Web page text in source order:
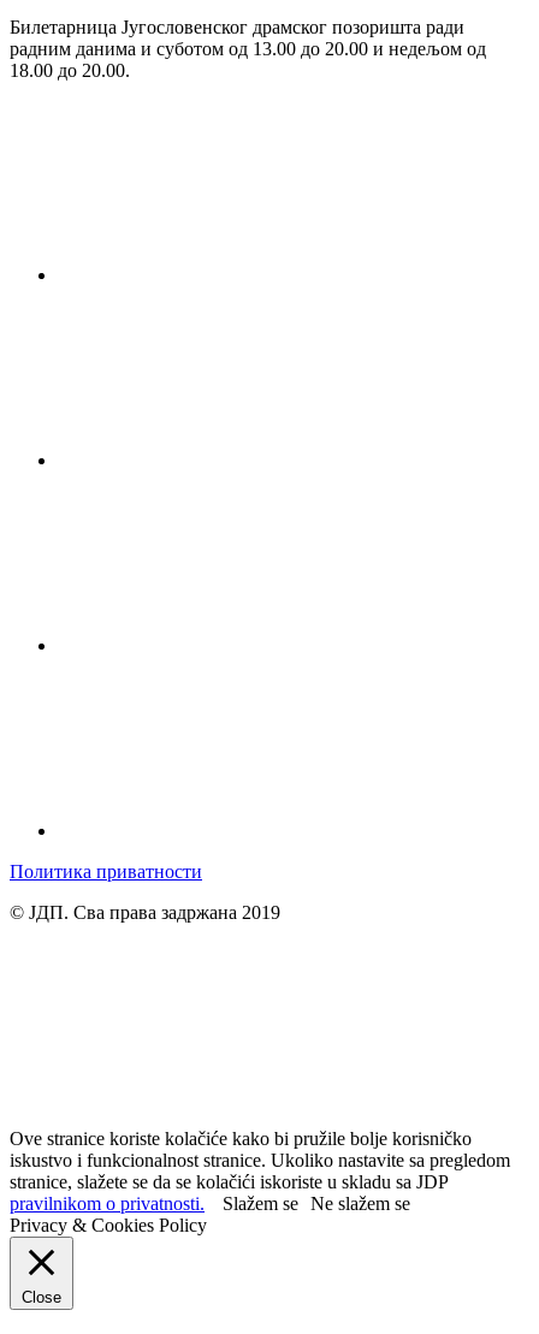
Билетарница Југословенског драмског позоришта ради
радним данима и суботом од 13.00 до 20.00 и недељом од
18.00 до 20.00.
Политика приватности
© ЈДП. Сва права задржана 2019
Ove stranice koriste kolačiće kako bi pružile bolje korisničko
iskustvo i funkcionalnost stranice. Ukoliko nastavite sa pregledom
stranice, slažete se da se kolačići iskoriste u skladu sa JDP
pravilnikom o privatnosti.
Slažem se Ne slažem se
Privacy & Cookies Policy
Close